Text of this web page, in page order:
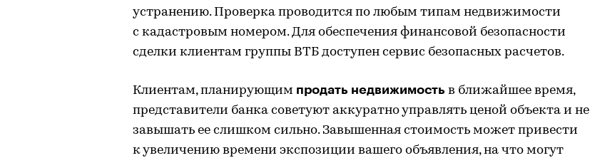
устранению. Проверка проводится по любым типам недвижимости
с кадастровым номером. Для обеспечения финансовой безопасности
сделки клиентам группы ВТБ доступен сервис безопасных расчетов.
Клиентам, планирующим продать недвижимость в ближайшее время,
представители банка советуют аккуратно управлять ценой объекта и не
завышать ее слишком сильно. Завышенная стоимость может привести
к увеличению времени экспозиции вашего объявления, на что могут